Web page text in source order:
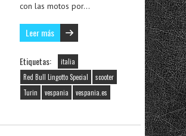
con las motos por…
Leer más
Etiquetas:
italia
Red Bull Lingotto Special
scooter
Turin
vespania vespania.es